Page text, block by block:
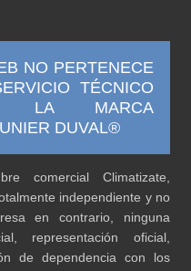
NO PERTENECE
TÉCNICO
LA MARCA
DUVAL®
comercial Climatizate,
independiente y no
en contrario, ninguna
representación oficial,
de dependencia con los